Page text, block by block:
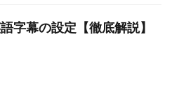
字幕の設定【徹底解説】